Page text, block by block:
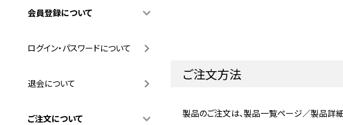
会員登録について
ログイン・パスワードについて
退会について
ご注文について
ご注文方法
製品のご注文は、製品一覧ページ／製品詳細